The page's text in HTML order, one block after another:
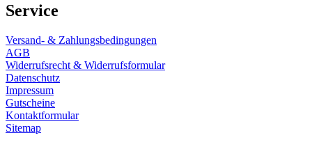
Service
Versand- & Zahlungsbedingungen
AGB
Widerrufsrecht & Widerrufsformular
Datenschutz
Impressum
Gutscheine
Kontaktformular
Sitemap